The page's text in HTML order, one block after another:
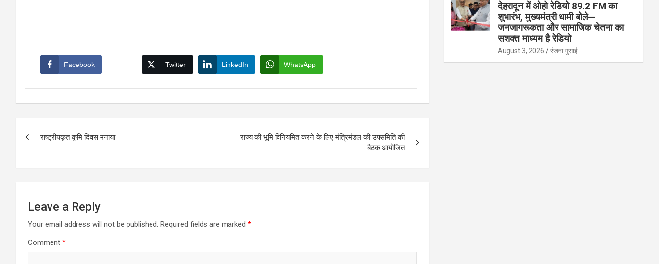
Facebook Twitter LinkedIn WhatsApp
navigation
राष्ट्रीयकृत कृमि दिवस मनाया
राज्य की भूमि विनियमित करने के लिए मंत्रिमंडल की उपसमिति की
बैठक आयोजित
Leave a Reply
Your email address will not be published. Required fields are marked *
Comment *
देहरादून में ओहो रेडियो 89.2 FM का
शुभारंभ, मुख्यमंत्री धामी बोले—
जनजागरूकता और सामाजिक चेतना का
सशक्त माध्यम है रेडियो
August 3, 2026 रंजना गुसाई